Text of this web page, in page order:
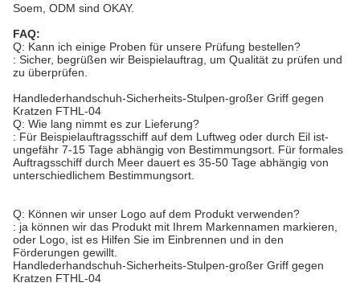
Soem, ODM sind OKAY.
FAQ:
Q: Kann ich einige Proben für unsere Prüfung bestellen?
: Sicher, begrüßen wir Beispielauftrag, um Qualität zu prüfen und
zu überprüfen.
Handlederhandschuh-Sicherheits-Stulpen-großer Griff gegen
Kratzen FTHL-04
Q: Wie lang nimmt es zur Lieferung?
: Für Beispielauftragsschiff auf dem Luftweg oder durch Eil ist-
ungefähr 7-15 Tage abhängig von Bestimmungsort. Für formales
Auftragsschiff durch Meer dauert es 35-50 Tage abhängig von
unterschiedlichem Bestimmungsort.
Q: Können wir unser Logo auf dem Produkt verwenden?
: ja können wir das Produkt mit Ihrem Markennamen markieren,
oder Logo, ist es Hilfen Sie im Einbrennen und in den
Förderungen gewillt.
Handlederhandschuh-Sicherheits-Stulpen-großer Griff gegen
Kratzen FTHL-04